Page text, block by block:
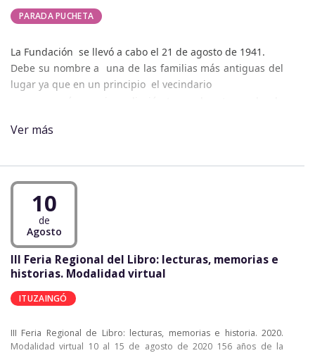
PARADA PUCHETA
La Fundación se llevó a cabo el 21 de agosto de 1941.
Debe su nombre a una de las familias más antiguas del
lugar ya que en un principio el vecindario
en homenaje a las propietarias del campo sobre el cual
Historia del municipio en el siguiente enlace:
https://munired.mcypcorrientes.gob.ar/municipio/parada-
pucheta
Ver más
10
de
Agosto
III Feria Regional del Libro: lecturas, memorias e
historias. Modalidad virtual
ITUZAINGÓ
III Feria Regional de Libro: lecturas, memorias e historia. 2020.
Modalidad virtual 10 al 15 de agosto de 2020 156 años de la